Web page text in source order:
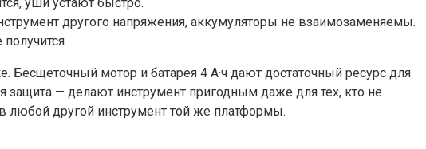
другого напряжения, аккумуляторы не взаимозаменяемы.
Бесщеточный мотор и батарея 4 А·ч дают достаточный ресурс для
защита — делают инструмент пригодным даже для тех, кто не
любой другой инструмент той же платформы.